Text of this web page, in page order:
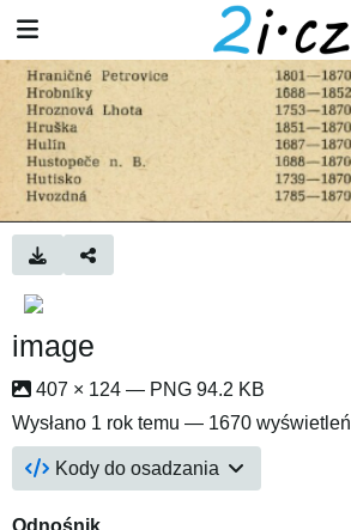
image
407 × 124 — PNG 94.2 KB
Wysłano 1 rok temu — 1670 wyświetleń
Kody do osadzania